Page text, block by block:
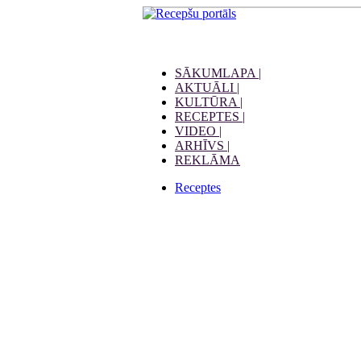
SĀKUMLAPA |
AKTUĀLI |
KULTŪRA |
RECEPTES |
VIDEO |
ARHĪVS |
REKLĀMA
Receptes